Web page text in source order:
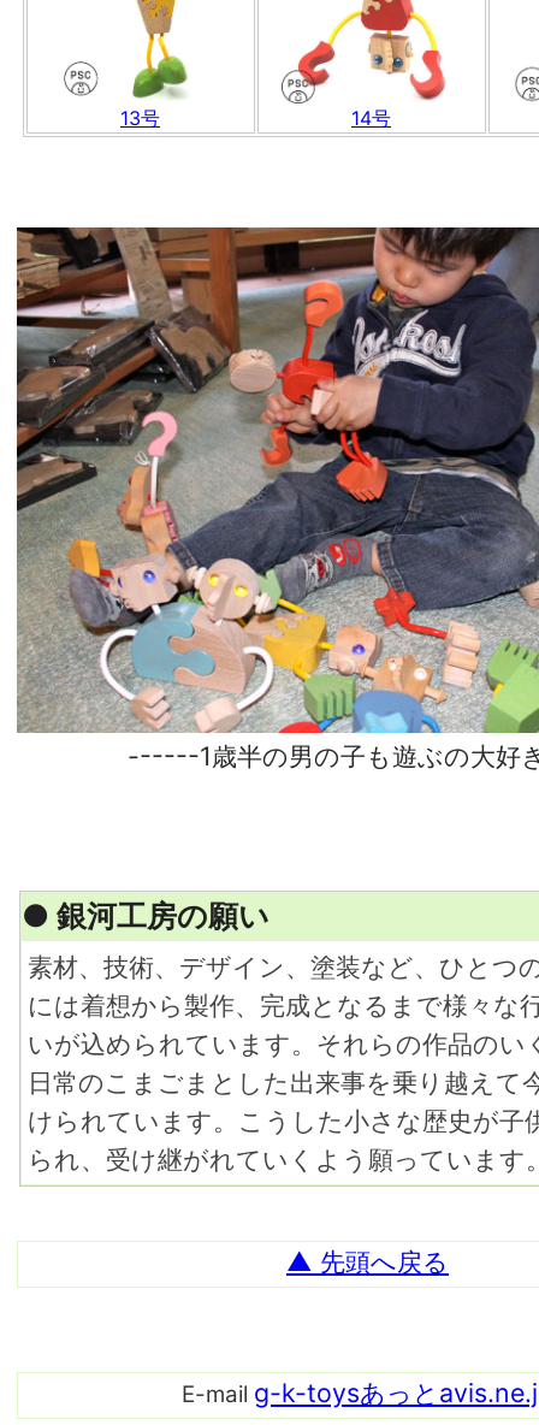
13号 14号
------1歳半の男の子も遊ぶの大
● 銀河工房の願い
素材、技術、デザイン、塗装など、ひとつ
には着想から製作、完成となるまで様々な
いが込められています。それらの作品のい
日常のこまごまとした出来事を乗り越えて
けられています。こうした小さな歴史が子
られ、受け継がれていくよう願っています
▲ 先頭へ戻る
E-mail g-k-toysあっと